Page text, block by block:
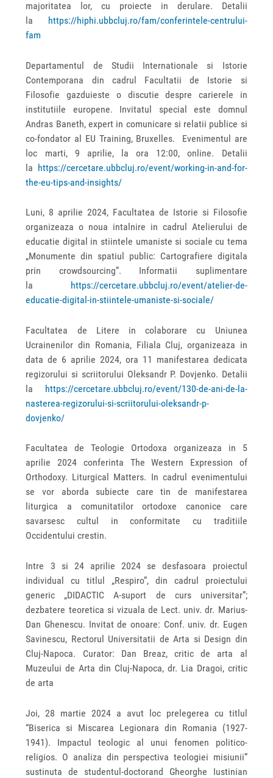
majoritatea lor, cu proiecte in derulare. Detalii
la https://hiphi.ubbcluj.ro/fam/conferintele-centrului-
fam
Departamentul de Studii Internationale si Istorie
Contemporana din cadrul Facultatii de Istorie si
Filosofie gazduieste o discutie despre carierele in
institutiile europene. Invitatul special este domnul
Andras Baneth, expert in comunicare si relatii publice si
co-fondator al EU Training, Bruxelles. Evenimentul are
loc marti, 9 aprilie, la ora 12:00, online. Detalii
la https://cercetare.ubbcluj.ro/event/working-in-and-for-
the-eu-tips-and-insights/
Luni, 8 aprilie 2024, Facultatea de Istorie si Filosofie
organizeaza o noua intalnire in cadrul Atelierului de
educatie digital in stiintele umaniste si sociale cu tema
„Monumente din spatiul public: Cartografiere digitala
prin crowdsourcing”. Informatii suplimentare
la
https://cercetare.ubbcluj.ro/event/atelier-de-
educatie-digital-in-stiintele-umaniste-si-sociale/
Facultatea de Litere in colaborare cu Uniunea
Ucrainenilor din Romania, Filiala Cluj, organizeaza in
data de 6 aprilie 2024, ora 11 manifestarea dedicata
regizorului si scriitorului Oleksandr P. Dovjenko. Detalii
la https://cercetare.ubbcluj.ro/event/130-de-ani-de-la-
nasterea-regizorului-si-scriitorului-oleksandr-p-
dovjenko/
Facultatea de Teologie Ortodoxa organizeaza in 5
aprilie 2024 conferinta The Western Expression of
Orthodoxy. Liturgical Matters. In cadrul evenimentului
se vor aborda subiecte care tin de manifestarea
liturgica a comunitatilor ortodoxe canonice care
savarsesc cultul in conformitate cu traditiile
Occidentului crestin.
Intre 3 si 24 aprilie 2024 se desfasoara proiectul
individual cu titlul „Respiro”, din cadrul proiectului
generic „DIDACTIC A-suport de curs universitar”;
dezbatere teoretica si vizuala de Lect. univ. dr. Marius-
Dan Ghenescu. Invitat de onoare: Conf. univ. dr. Eugen
Savinescu, Rectorul Universitatii de Arta si Design din
Cluj-Napoca. Curator: Dan Breaz, critic de arta al
Muzeului de Arta din Cluj-Napoca, dr. Lia Dragoi, critic
de arta
Joi, 28 martie 2024 a avut loc prelegerea cu titlul
“Biserica si Miscarea Legionara din Romania (1927-
1941). Impactul teologic al unui fenomen politico-
religios. O analiza din perspectiva teologiei misiunii”
sustinuta de studentul-doctorand Gheorghe Iustinian